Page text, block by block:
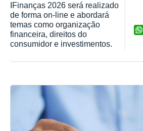
IFinanças 2026 será realizado
de forma on-line e abordará
temas como organização
financeira, direitos do
consumidor e investimentos.